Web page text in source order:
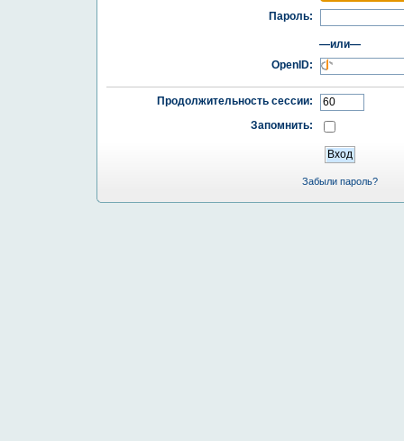
Пароль:
—или—
OpenID:
Продолжительность сессии:
Запомнить:
Забыли пароль?